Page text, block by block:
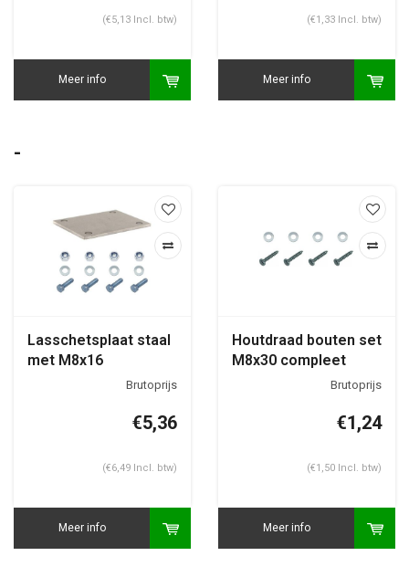
(€5,13 Incl. btw)
Meer info
(€1,33 Incl. btw)
Meer info
-
Lasschetsplaat staal
met M8x16
bevestigingsset
€5,36
(€6,49 Incl. btw)
Meer info
Houtdraad bouten set
M8x30 compleet
€1,24
(€1,50 Incl. btw)
Meer info